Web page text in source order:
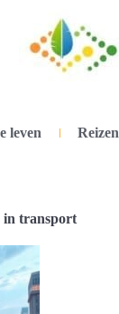
leven Reizen
in transport